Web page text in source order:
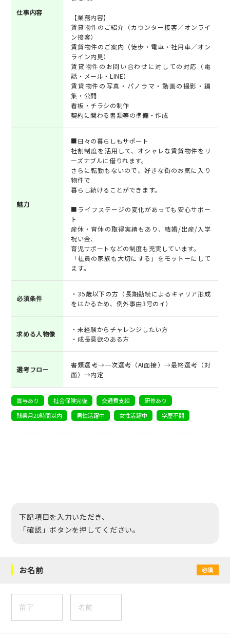
仕事内容
【業務内容】
賃貸物件のご紹介（カウンター接客／オンライ
ン接客）
賃貸物件のご案内（徒歩・電車・社用車／オン
ライン内見）
賃貸物件のお問い合わせに対しての対応（電
話・メール・LINE）
賃貸物件の写真・パノラマ・動画の撮影・編
集・公開
看板・チラシの制作
契約に関わる書類等の準備・作成
魅力
■日々の暮らしもサポート
社割制度を活用して、オシャレな賃貸物件をリ
ーズナブルに借りれます。
さらに転勤もないので、好きな街のお気に入り
物件で
暮らし続けることができます。
■ライフステージの変化があっても安心サポー
ト
産休・育休の取得実績もあり、結婚/出産/入学
祝い金、
育児サポートなどの制度も充実しています。
「社員の家族も大切にする」をモットーにして
ます。
必須条件
・35歳以下の方（長期勤続によるキャリア形成
をはかるため、例外事由3号のイ）
求める人物像
・未経験からチャレンジしたい方
・成長意欲のある方
選考フロー
書類選考→一次選考（AI面接）→最終選考（対
面）→内定
賞与あり 社会保険完備 交通費支給
研修あり
残業月20時間以内
男性活躍中 女性活躍中 学歴不問
下記項目を入力いただき、
「確認」ボタンを押してください。
お名前 必須